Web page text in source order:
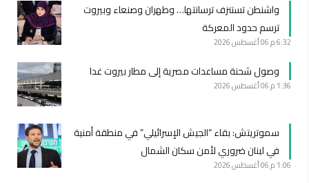
واشنطن تستنزف ترسانتها… وطهران وصنعاء وبيروت
ترسم حدود المعركة
6:32 م 06 أغسطس 2026
وصول شحنة مساعدات مصرية إلى مطار بيروت غدا
1:36 م 06 أغسطس 2026
سموتريتش: بقاء “الجيش الإسرائيلي” في منطقة أمنية
في لبنان ضروري لأمن سكان الشمال
1:06 م 06 أغسطس 2026